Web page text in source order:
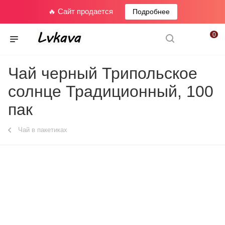
🔥 Сайт продается Подробнее
0
Чай черный Трипольское
солнце Традиционный, 100
пак
Чай в пакетиках